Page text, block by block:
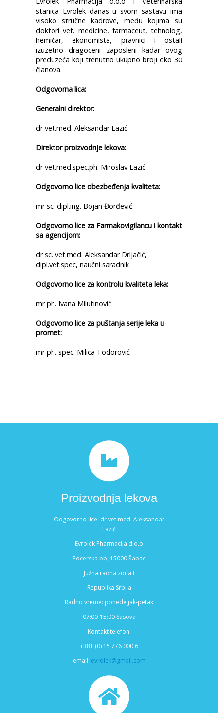
stanica Evrolek danas u svom sastavu ima
visoko stručne kadrove, među kojima su
doktori vet. medicine, farmaceut, tehnolog,
hemičar, ekonomista, pravnici i ostali
izuzetno dragoceni zaposleni kadar ovog
preduzeća koji trenutno ukupno broji oko 30
članova.
Odgovorna lica:
Generalni direktor:
dr vet.med. Aleksandar Lazić
Direktor proizvodnje lekova:
dr vet.med.spec.ph. Miroslav Lazić
Odgovorno lice obezbeđenja kvaliteta:
mr sci dipl.ing. Bojan Đorđević
Odgovorno lice za Farmakovigilancu i kontakt
sa agencijom:
dr sc. vet.med. Aleksandar Drljačić,
dipl.vet.spec, naučni saradnik
Odgovorno lice za kontrolu kvaliteta leka:
mr ph. Ivana Milutinović
Odgovorno lice za puštanja serije leka u
promet:
mr ph. spec. Milica Todorović
Proizvodnja lekova
Odgovorno lice: dr vet.med. Aleksandar
Lazić
Evrolek Pharmacija d.o.o
Pocerska bb, 15000 Šabac
Južna radna zona I
Republika Srbija
Radno vreme: ponedeljak-petak
07:00-15:00 časova
Kontakt telefon:
+381 (0) 15 776 000 6
email: evrolek@gmail.com